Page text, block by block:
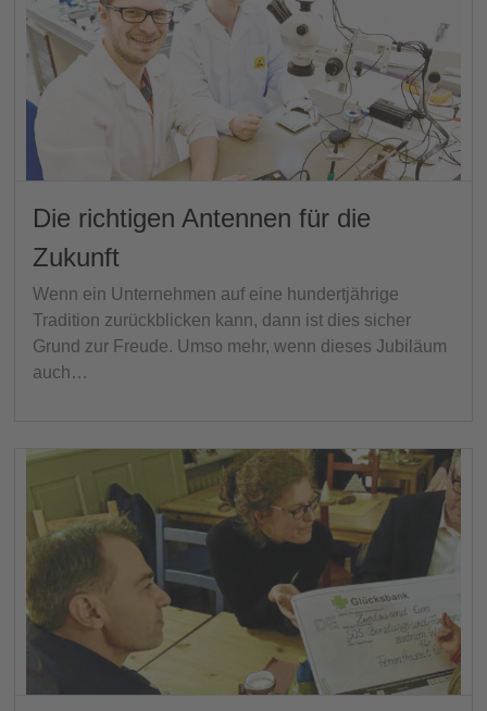
Die richtigen Antennen für die
Zukunft
Wenn ein Unternehmen auf eine hundertjährige
Tradition zurückblicken kann, dann ist dies sicher
Grund zur Freude. Umso mehr, wenn dieses Jubiläum
auch…